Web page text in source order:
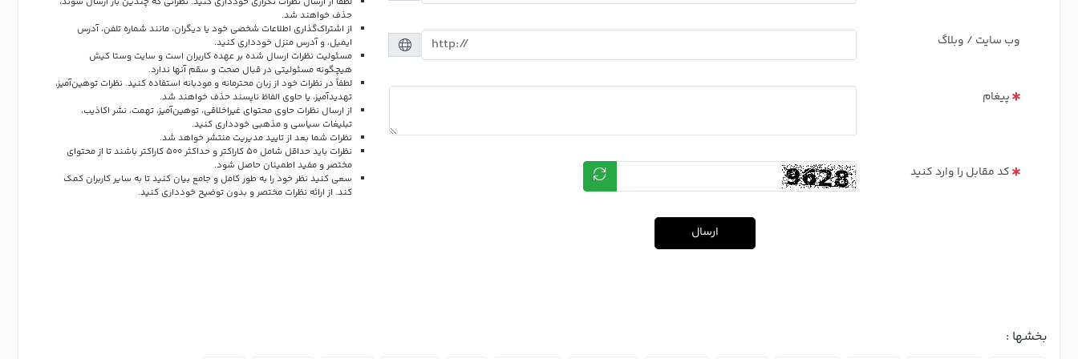
وب سایت / وبلاگ
پیغام
کد مقابل را وارد کنید
ارسال
حذف خواهند شد.
از اشتراک‌گذاری اطلاعات شخصی خود یا دیگران، مانند شماره تلفن، آدرس
ایمیل، و آدرس منزل خودداری کنید.
مسئولیت نظرات ارسال شده بر عهده کاربران است و سایت وستا کیش
هیچگونه مسئولیتی در قبال صحت و سقم آنها ندارد.
لطفاً در نظرات خود از زبان محترمانه و مودبانه استفاده کنید. نظرات توهین‌آمیز،
تهدیدآمیز، یا حاوی الفاظ ناپسند حذف خواهند شد.
از ارسال نظرات حاوی محتوای غیراخلاقی، توهین‌آمیز، تهمت، نشر اکاذیب،
تبلیغات سیاسی و مذهبی خودداری کنید.
نظرات شما بعد از تایید مدیریت منتشر خواهد شد.
نظرات باید حداقل شامل 50 کاراکتر و حداکثر 500 کاراکتر باشند تا از محتوای
مختصر و مفید اطمینان حاصل شود.
سعی کنید نظر خود را به طور کامل و جامع بیان کنید تا به سایر کاربران کمک
کند. از ارائه نظرات مختصر و بدون توضیح خودداری کنید.
بخشها :